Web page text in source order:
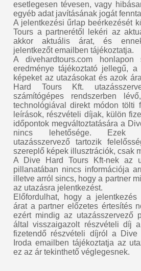
esetlegesen tévesen, vagy
egyéb adat javításának jogát
A jelentkezési űrlap beérkezését
Tours a partnerétől lekéri az
akkor aktuális árat, és
jelentkezőt emailben tájékoztatja.
A divehardtours.com honlapon
eredménye tájékoztató jellegű, a
képeket az utazásokat és azok
Hard Tours Kft.
számítógépes rendszerben
technológiával direkt módon tölti
leírások, részvételi díjak, külön
időpontok megváltoztatására a
nincs lehetősége. Ezek
utazásszervező tartozik
szereplő képek illusztrációk, csak
A Dive Hard Tours Kft-nek az
pillanatában nincs információja
illetve arról sincs, hogy a partner
az utazásra jelentkezést.
Előfordulhat, hogy a jelentkezés
árat a partner előzetes értesítés
ezért mindig az utazásszervező
által visszaigazolt részvételi díj
fizetendő részvételi díjról a Dive
Iroda emailben tájékoztatja az
ez az ár tekinthető véglegesnek.